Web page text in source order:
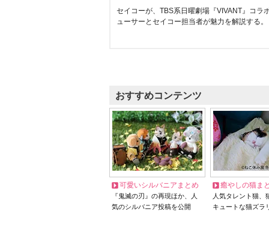
セイコーが、TBS系日曜劇場『VIVANT』コラ
ューサーとセイコー担当者が魅力を解説する。
おすすめコンテンツ
可愛いシルバニアまとめ
『鬼滅の刃』の再現ほか、人
気のシルバニア投稿を公開
癒やしの猫ま
人気タレント猫
キュートな猫ズラ